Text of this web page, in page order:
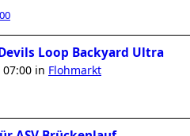
Loop Backyard Ultra
07:00 in Flohmarkt